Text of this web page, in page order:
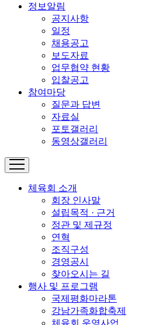
정보알림
공지사항
일정
채용공고
보도자료
업무협약 현황
입찰공고
참여마당
질문과 답변
자료실
포토갤러리
동영상갤러리
체육회 소개
회장 인사말
설립목적 · 근거
정관 및 제규정
연혁
조직구성
경영공시
찾아오시는 길
행사 및 프로그램
국제평화마라톤
강남가족화합축제
체육회 운영사업